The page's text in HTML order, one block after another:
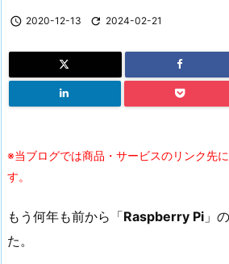
 2020-12-13  2024-02-21
※当ブログでは商品・サービスのリンク先
す。
もう何年も前から「Raspberry Pi 」
た。